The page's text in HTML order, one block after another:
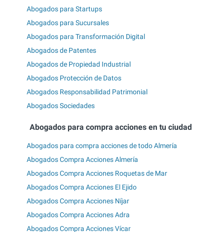
Abogados para Startups
Abogados para Sucursales
Abogados para Transformación Digital
Abogados de Patentes
Abogados de Propiedad Industrial
Abogados Protección de Datos
Abogados Responsabilidad Patrimonial
Abogados Sociedades
Abogados para compra acciones en tu ciudad
Abogados para compra acciones de todo Almería
Abogados Compra Acciones Almería
Abogados Compra Acciones Roquetas de Mar
Abogados Compra Acciones El Ejido
Abogados Compra Acciones Níjar
Abogados Compra Acciones Adra
Abogados Compra Acciones Vícar